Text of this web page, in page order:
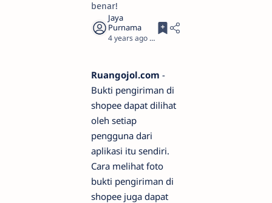
benar!
4 years ago 3
Ruangojol.com -
Bukti pengiriman di
shopee dapat dilihat
oleh setiap
pengguna dari
aplikasi itu sendiri.
Cara melihat foto
bukti pengiriman di
shopee juga dapat